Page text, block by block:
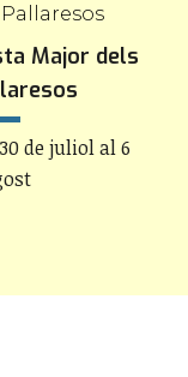
Pallaresos
Major dels
de juliol al 6